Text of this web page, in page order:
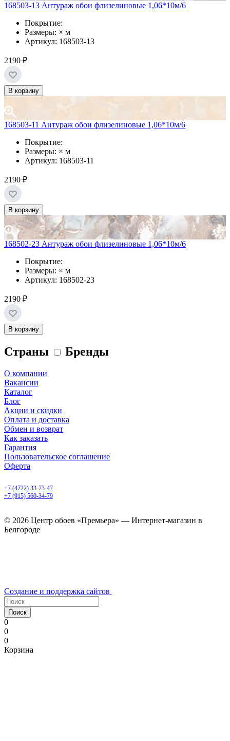
168503-13 Антураж обои флизелиновые 1,06*10м/6
Покрытие:
Размеры: × м
Артикул: 168503-13
2190 ₽
В корзину
168503-11 Антураж обои флизелиновые 1,06*10м/6
Покрытие:
Размеры: × м
Артикул: 168503-11
2190 ₽
В корзину
168502-23 Антураж обои флизелиновые 1,06*10м/6
Покрытие:
Размеры: × м
Артикул: 168502-23
2190 ₽
В корзину
Страны Бренды
О компании
Вакансии
Каталог
Блог
Акции и скидки
Оплата и доставка
Обмен и возврат
Как заказать
Гарантия
Пользовательское соглашение
Оферта
+7 (4722) 33-73-47
+7 (915) 560-34-79
© 2026 Центр обоев «Премьера» — Интернет-магазин в
Белгороде
Создание и поддержка сайтов
Поиск
0
0
0
Корзина